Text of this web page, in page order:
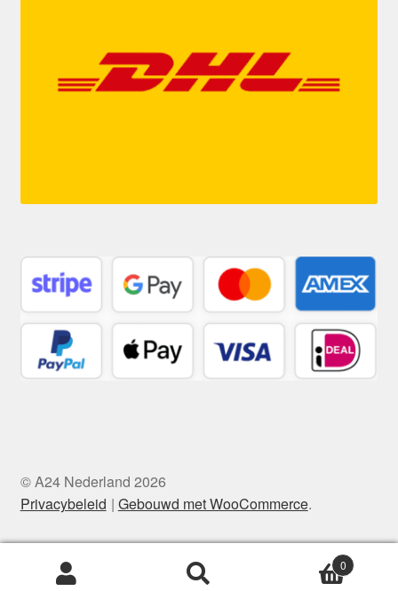
© A24 Nederland 2026
Privacybeleid
Gebouwd met WooCommerce.
Zoeken
0